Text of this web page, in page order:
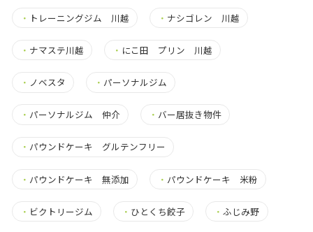
・ トレーニングジム 川越 ・ ナシゴレン 川越
・ ナマステ川越 ・ にこ田 プリン 川越
・ ノベスタ ・ パーソナルジム
・ パーソナルジム 仲介 ・ バー居抜き物件
・ パウンドケーキ グルテンフリー
・ パウンドケーキ 無添加 ・ パウンドケーキ 米粉
・ ビクトリージム ・ ひとくち餃子 ・ふじみ野